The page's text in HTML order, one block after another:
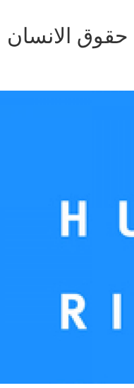
الانسان